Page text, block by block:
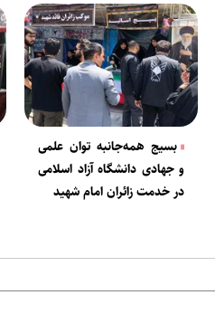
بسیج همه‌جانبه توان علمی
و جهادی دانشگاه آزاد اسلامی
در خدمت زائران امام شهید